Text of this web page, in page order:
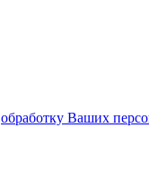
обработку Ваших